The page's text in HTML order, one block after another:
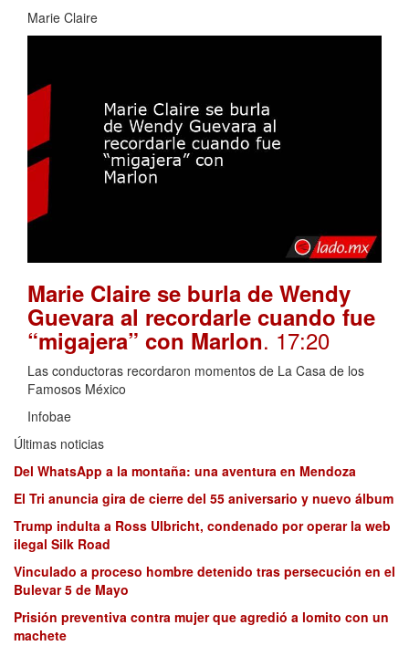
Marie Claire
Marie Claire se burla de Wendy
Guevara al recordarle cuando fue
“migajera” con Marlon. 17:20
Las conductoras recordaron momentos de La Casa de los
Famosos México
Infobae
Últimas noticias
Del WhatsApp a la montaña: una aventura en Mendoza
El Tri anuncia gira de cierre del 55 aniversario y nuevo álbum
Trump indulta a Ross Ulbricht, condenado por operar la web
ilegal Silk Road
Vinculado a proceso hombre detenido tras persecución en el
Bulevar 5 de Mayo
Prisión preventiva contra mujer que agredió a lomito con un
machete